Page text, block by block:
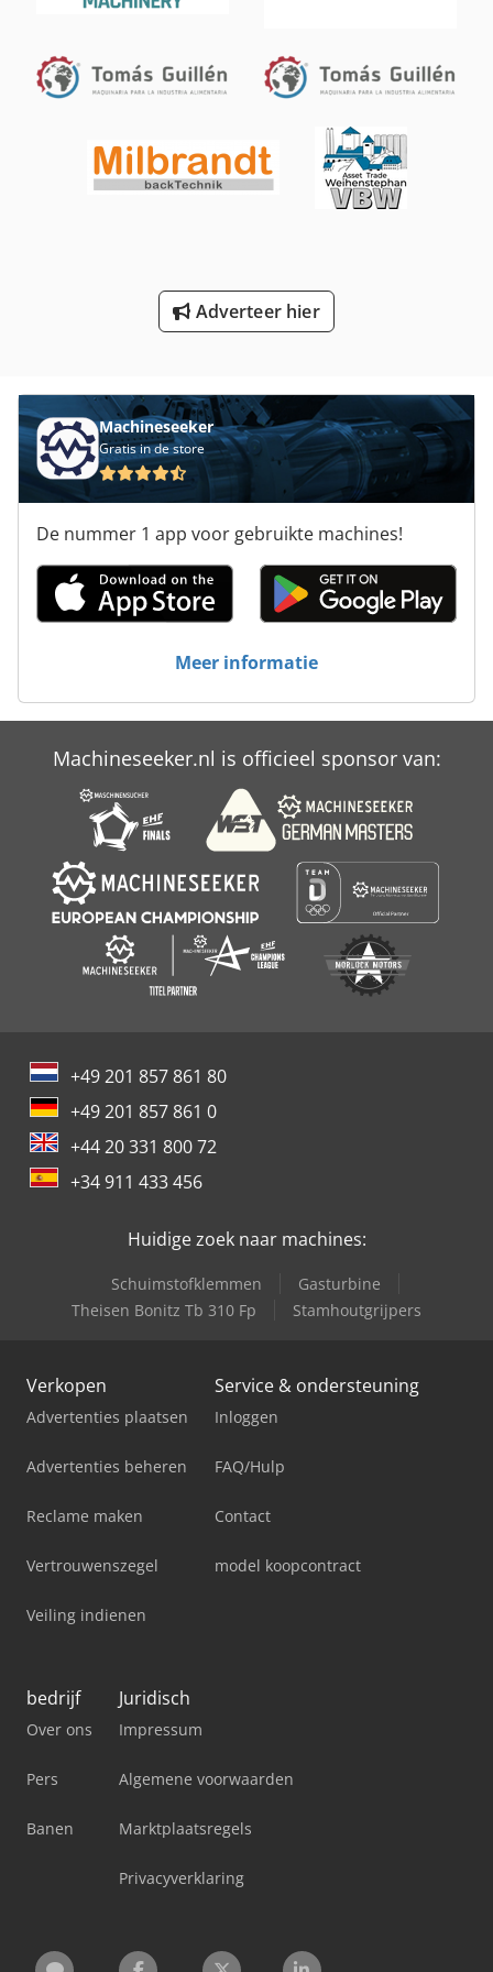
Spindel Pers
Spiraal Messen
Sps
Sub Spindle
Werken Voertuig
Adverteer hier
Machineseeker
Gratis in de store
De nummer 1 app voor gebruikte machines!
Meer informatie
Machineseeker.nl is officieel sponsor van:
+49 201 857 861 80
+49 201 857 861 0
+44 20 331 800 72
+34 911 433 456
Huidige zoek naar machines:
Schuimstofklemmen
Gasturbine
Theisen Bonitz Tb 310 Fp
Stamhoutgrijpers
Verkopen
Advertenties plaatsen
Advertenties beheren
Reclame maken
Vertrouwenszegel
Veiling indienen
Service & ondersteuning
Inloggen
FAQ/Hulp
Contact
model koopcontract
bedrijf
Over ons
Pers
Banen
Juridisch
Impressum
Algemene voorwaarden
Marktplaatsregels
Privacyverklaring